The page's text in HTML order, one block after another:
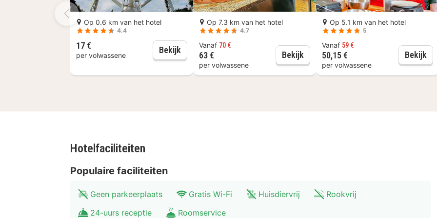
van Atomium en op 1 km van Brussels Expo.
Vlak bij Koning Boudewijnstadion
Op 0.6 km van het hotel
4.4
17 €
per volwassene
Bekijk Atomium & Design Museum: Toegangsticket
Op 7.3 km van het hotel
4.7
Vanaf 70 €
63 €
per volwassene
Bekijk Brussel: Workshop Belgische
Op 5.1 km van het hotel
5
Vanaf 59 €
50,15 €
per volwassene
Bekijk
Hotelfaciliteiten
Populaire faciliteiten
Geen parkeerplaats Gratis Wi-Fi Huisdiervrij
Rookvrij
24-uurs receptie
Roomservice